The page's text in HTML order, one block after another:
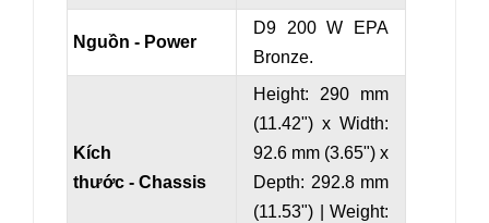
Nguồn - Power
D9 200 W EPA
Bronze.
Kích
thước - Chassis
Height: 290 mm
(11.42") x Width:
92.6 mm (3.65") x
Depth: 292.8 mm
(11.53") | Weight: